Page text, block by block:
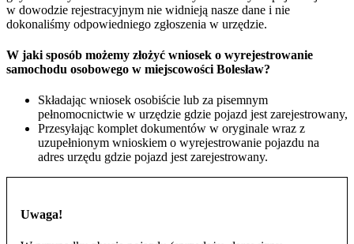
w dowodzie rejestracyjnym nie widnieją nasze dane i nie
dokonaliśmy odpowiedniego zgłoszenia w urzędzie.
W jaki sposób możemy złożyć wniosek o wyrejestrowanie
samochodu osobowego w miejscowości Bolesław?
Składając wniosek osobiście lub za pisemnym
pełnomocnictwie w urzędzie gdzie pojazd jest zarejestrowany,
Przesyłając komplet dokumentów w oryginale wraz z
uzupełnionym wnioskiem o wyrejestrowanie pojazdu na
adres urzędu gdzie pojazd jest zarejestrowany.
Uwaga!